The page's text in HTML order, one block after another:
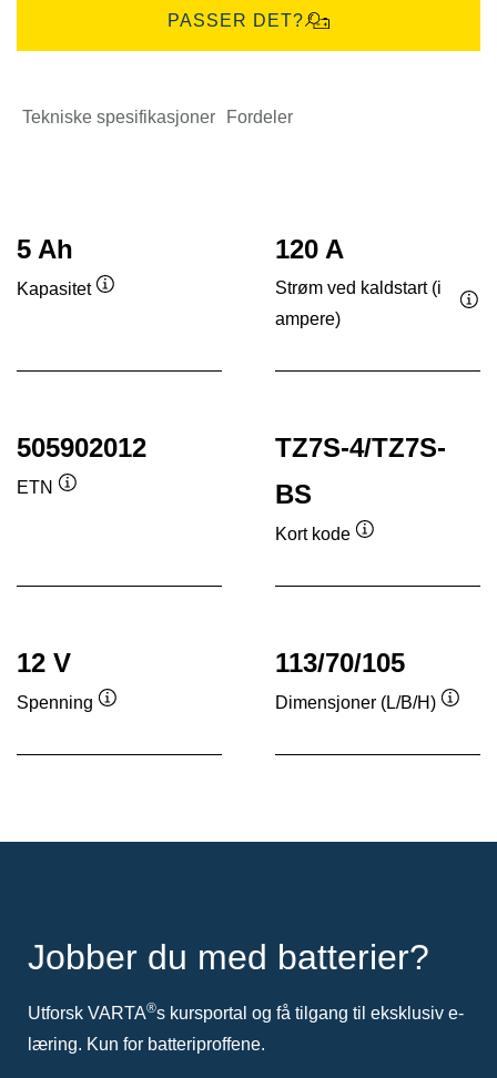
PASSER DET?
Tekniske spesifikasjoner Fordeler
5 Ah
Kapasitet
120 A
Strøm ved kaldstart (i
ampere)
505902012
ETN
TZ7S-4/TZ7S-
BS
Kort kode
12 V
Spenning
113/70/105
Dimensjoner (L/B/H)
Jobber du med batterier?
Utforsk VARTA®s kursportal og få tilgang til eksklusiv e-
læring. Kun for batteriproffene.